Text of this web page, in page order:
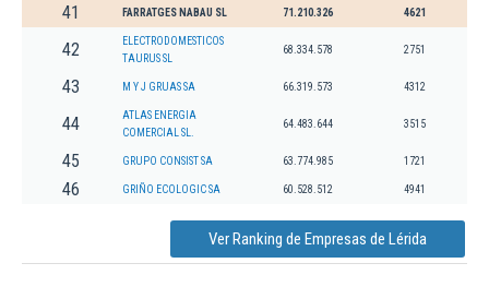
41 FARRATGES NABAU SL 71.210.326 4621
42
ELECTRODOMESTICOS
TAURUS SL
68.334.578 2751
43 M Y J GRUAS SA 66.319.573 4312
44
ATLAS ENERGIA
COMERCIAL SL.
64.483.644 3515
45 GRUPO CONSIST SA 63.774.985 1721
46 GRIÑO ECOLOGIC SA 60.528.512 4941
Ver Ranking de Empresas de Lérida